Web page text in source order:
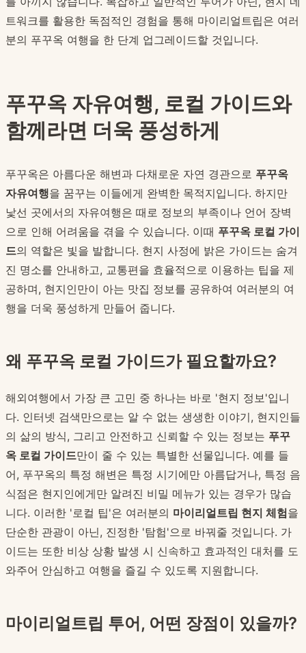
트워크를 활용한 독점적인 경험을 통해 마이리얼트립은 여러
분의 푸꾸옥 여행을 한 단계 업그레이드할 것입니다.
푸꾸옥 자유여행, 로컬 가이드와
함께라면 더욱 풍성하게
푸꾸옥은 아름다운 해변과 다채로운 자연 경관으로 푸꾸옥
자유여행을 꿈꾸는 이들에게 완벽한 목적지입니다. 하지만
낯선 곳에서의 자유여행은 때로 정보의 부족이나 언어 장벽
으로 인해 어려움을 겪을 수 있습니다. 이때 푸꾸옥 로컬 가이
드의 역할은 빛을 발합니다. 현지 사정에 밝은 가이드는 숨겨
진 명소를 안내하고, 교통편을 효율적으로 이용하는 팁을 제
공하며, 현지인만이 아는 맛집 정보를 공유하여 여러분의 여
행을 더욱 풍성하게 만들어 줍니다.
왜 푸꾸옥 로컬 가이드가 필요할까요?
해외여행에서 가장 큰 고민 중 하나는 바로 '현지 정보'입니
다. 인터넷 검색만으로는 알 수 없는 생생한 이야기, 현지인들
의 삶의 방식, 그리고 안전하고 신뢰할 수 있는 정보는 푸꾸
옥 로컬 가이드만이 줄 수 있는 특별한 선물입니다. 예를 들
어, 푸꾸옥의 특정 해변은 특정 시기에만 아름답거나, 특정 음
식점은 현지인에게만 알려진 비밀 메뉴가 있는 경우가 많습
니다. 이러한 '로컬 팁'은 여러분의 마이리얼트립 현지 체험을
단순한 관광이 아닌, 진정한 '탐험'으로 바꿔줄 것입니다. 가
이드는 또한 비상 상황 발생 시 신속하고 효과적인 대처를 도
와주어 안심하고 여행을 즐길 수 있도록 지원합니다.
마이리얼트립 투어, 어떤 장점이 있을까?